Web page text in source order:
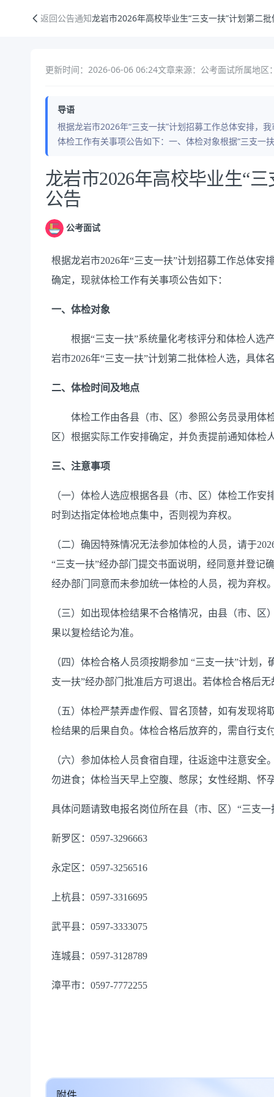
返回公告通知龙岩市2026年高校毕业生“三支一扶”计划第二
更新时间：2026-06-06 06:24文章来源：公考面试所属地区
导语
根据龙岩市2026年“三支一扶”计划招募工作总体安排，
体检工作有关事项公告如下：一、体检对象根据“三支一
公告正文
龙岩市2026年高校毕业生“
公告
公考面试
根据龙岩市2026年“三支一扶”计划招募工作总体安
确定，现就体检工作有关事项公告如下：
一、体检对象
根据“三支一扶”系统量化考核评分和体检人选
岩市2026年“三支一扶”计划第二批体检人选， 具体
二、体检时间 及地点
体检工作由各县（市、区）参照公务员录用体
区）根据实际工作安排确定，并负责提前通知体检
三、注意事项
（一）体检人选应根据各县（市、区）体检工作
时到达指定体检地点集中，否则视为弃权。
（二）确因特殊情况无法参加体检的人员，请于
“三支一扶”经办部门提交书面说明，经同意并登记
经办部门同意而未参加统一体检的人员，视为弃权
（三）如出现体检结果不合格情况，由县（市、
果以复检结论为准。
（四） 体检合格人员须按期参加 “三支一扶”计划，
支一扶”经办部门批准后方可退出。若体检合格后
（五） 体检严禁弄虚作假、冒名顶替，如有发现将
检结果的后果自负。体检合格后放弃的，需自行支
（六） 参加体检人员食宿自理， 往返途中注意安全
勿进食； 体检当天早 上空腹、憋尿 ；女性经期、怀
具体问题请致电报名岗位所在县（市、区） “三支一
新罗区： 0597-3296663
永定区： 0597-3256516
上杭县： 0597-3316695
武平县： 0597-3333075
连城县： 0597-3128789
漳平市： 0597-7772255